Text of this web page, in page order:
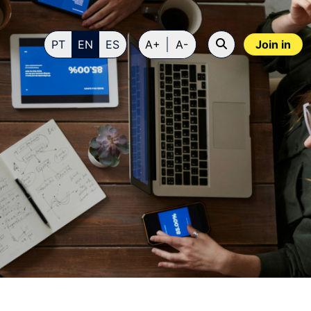
Join in
PT EN ES A+ A-